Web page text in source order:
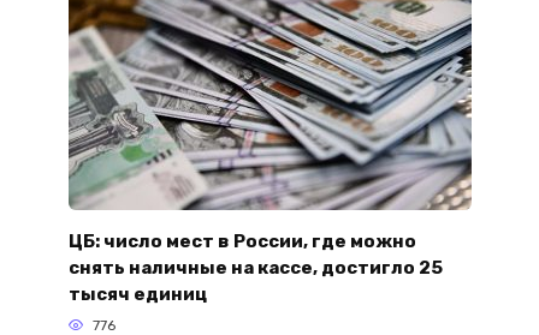
ЦБ: число мест в России, где можно
снять наличные на кассе, достигло 25
тысяч единиц
776